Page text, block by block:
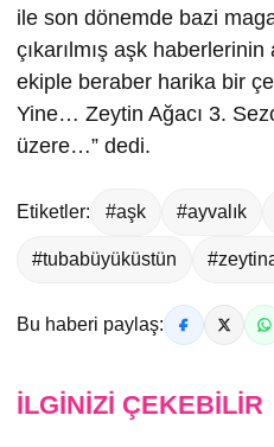
ile son dönemde bazi
çıkarılmış aşk
ekiple beraber harika bir
Yine… Zeytin Ağacı 3.
üzere…” dedi.
Etiketler: #aşk #ayvalık
#tubabüyüküstün
Bu haberi paylaş:
İLGINIZI ÇEKEBILIR